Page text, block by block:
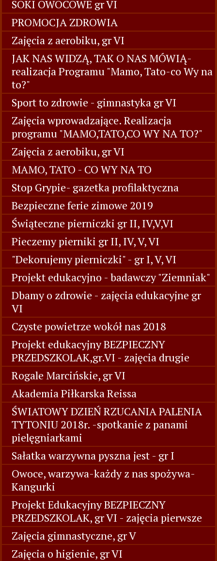
SOKI OWOCOWE gr VI
PROMOCJA ZDROWIA
Zajęcia z aerobiku, gr VI
JAK NAS WIDZĄ, TAK O NAS MÓWIĄ-
realizacja Programu "Mamo, Tato-co Wy na
to?"
Sport to zdrowie - gimnastyka gr VI
Zajęcia wprowadzające. Realizacja
programu "MAMO,TATO,CO WY NA TO?"
Zajęcia z aerobiku, gr VI
MAMO, TATO - CO WY NA TO
Stop Grypie- gazetka profilaktyczna
Bezpieczne ferie zimowe 2019
Świąteczne pierniczki gr II, IV,V,VI
Pieczemy pierniki gr II, IV, V, VI
"Dekorujemy pierniczki" - gr I, V, VI
Projekt edukacyjno - badawczy "Ziemniak"
Dbamy o zdrowie - zajęcia edukacyjne gr
VI
Czyste powietrze wokół nas 2018
Projekt edukacyjny BEZPIECZNY
PRZEDSZKOLAK,gr.VI - zajęcia drugie
Rogale Marcińskie, gr VI
Akademia Piłkarska Reissa
ŚWIATOWY DZIEŃ RZUCANIA PALENIA
TYTONIU 2018r. -spotkanie z panami
pielęgniarkami
Sałatka warzywna pyszna jest - gr I
Owoce, warzywa-każdy z nas spożywa-
Kangurki
Projekt Edukacyjny BEZPIECZNY
PRZEDSZKOLAK, gr VI - zajęcia pierwsze
Zajęcia gimnastyczne, gr V
Zajęcia o higienie, gr VI